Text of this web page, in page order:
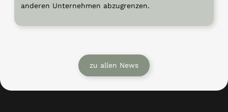
anderen Unternehmen abzugrenzen.
zu allen News